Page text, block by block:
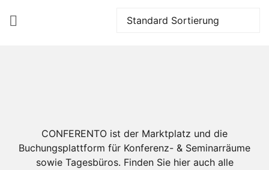
CONFERENTO ist der Marktplatz und die
Buchungsplattform für Konferenz- & Seminarräume
sowie Tagesbüros. Finden Sie hier auch alle